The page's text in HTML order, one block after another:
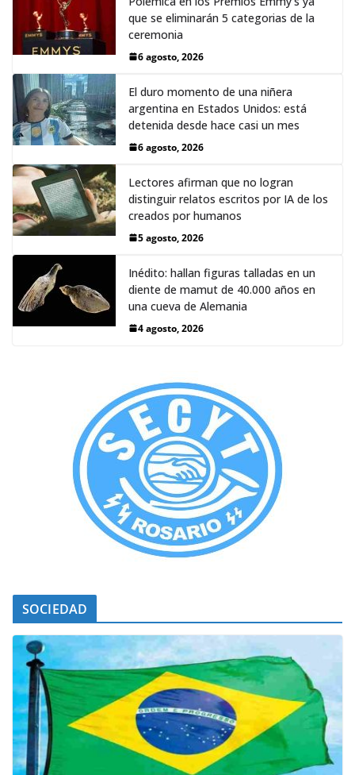
que se eliminarán 5 categorias de la
ceremonia
6 agosto, 2026
El duro momento de una niñera
argentina en Estados Unidos: está
detenida desde hace casi un mes
6 agosto, 2026
Lectores afirman que no logran
distinguir relatos escritos por IA de los
creados por humanos
5 agosto, 2026
Inédito: hallan figuras talladas en un
diente de mamut de 40.000 años en
una cueva de Alemania
4 agosto, 2026
SOCIEDAD